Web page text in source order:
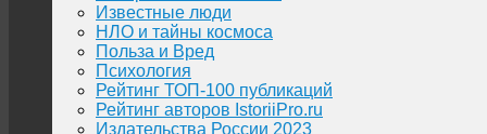
Известные люди
НЛО и тайны космоса
Польза и Вред
Психология
Рейтинг ТОП-100 публикаций
Рейтинг авторов IstoriiPro.ru
Издательства России 2023